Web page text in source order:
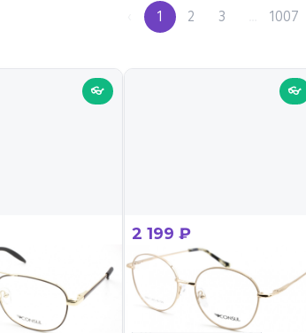
1 2 3 1007
👓
C2
Оправы для очков •
👓
2 199 ₽
CONSUL 62611 C3
ID: 140964 • Оправы для очков
• 30.05.26